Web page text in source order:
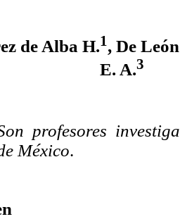
de Alba H.1, De
E. A.3
profesores
México.